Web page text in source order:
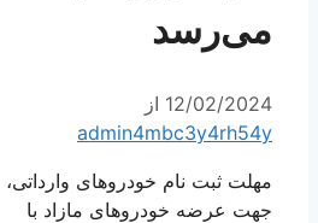
می‌رسد
12/02/2024 از
admin4mbc3y4rh54y
مهلت ثبت نام خودروهای وارداتی،
جهت عرضه خودروهای مازاد با